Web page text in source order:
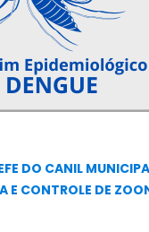
DO CANIL
E CONTROLE DE